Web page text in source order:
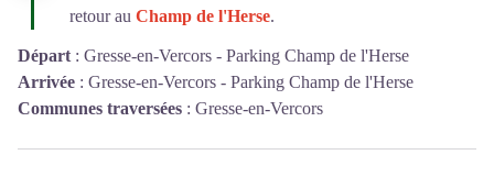
retour au Champ de l'Herse.
Départ : Gresse-en-Vercors - Parking Champ de l'Herse
Arrivée : Gresse-en-Vercors - Parking Champ de l'Herse
Communes traversées : Gresse-en-Vercors